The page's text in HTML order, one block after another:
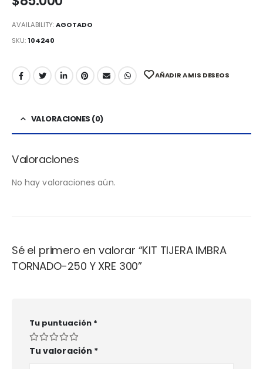
AVAILABILITY:AGOTADO
SKU:104240
AÑADIR A MIS DESEOS
VALORACIONES (0)
Valoraciones
No hay valoraciones aún.
Sé el primero en valorar “KIT TIJERA IMBRA
TORNADO-250 Y XRE 300”
Tu puntuación *
Tu valoración *